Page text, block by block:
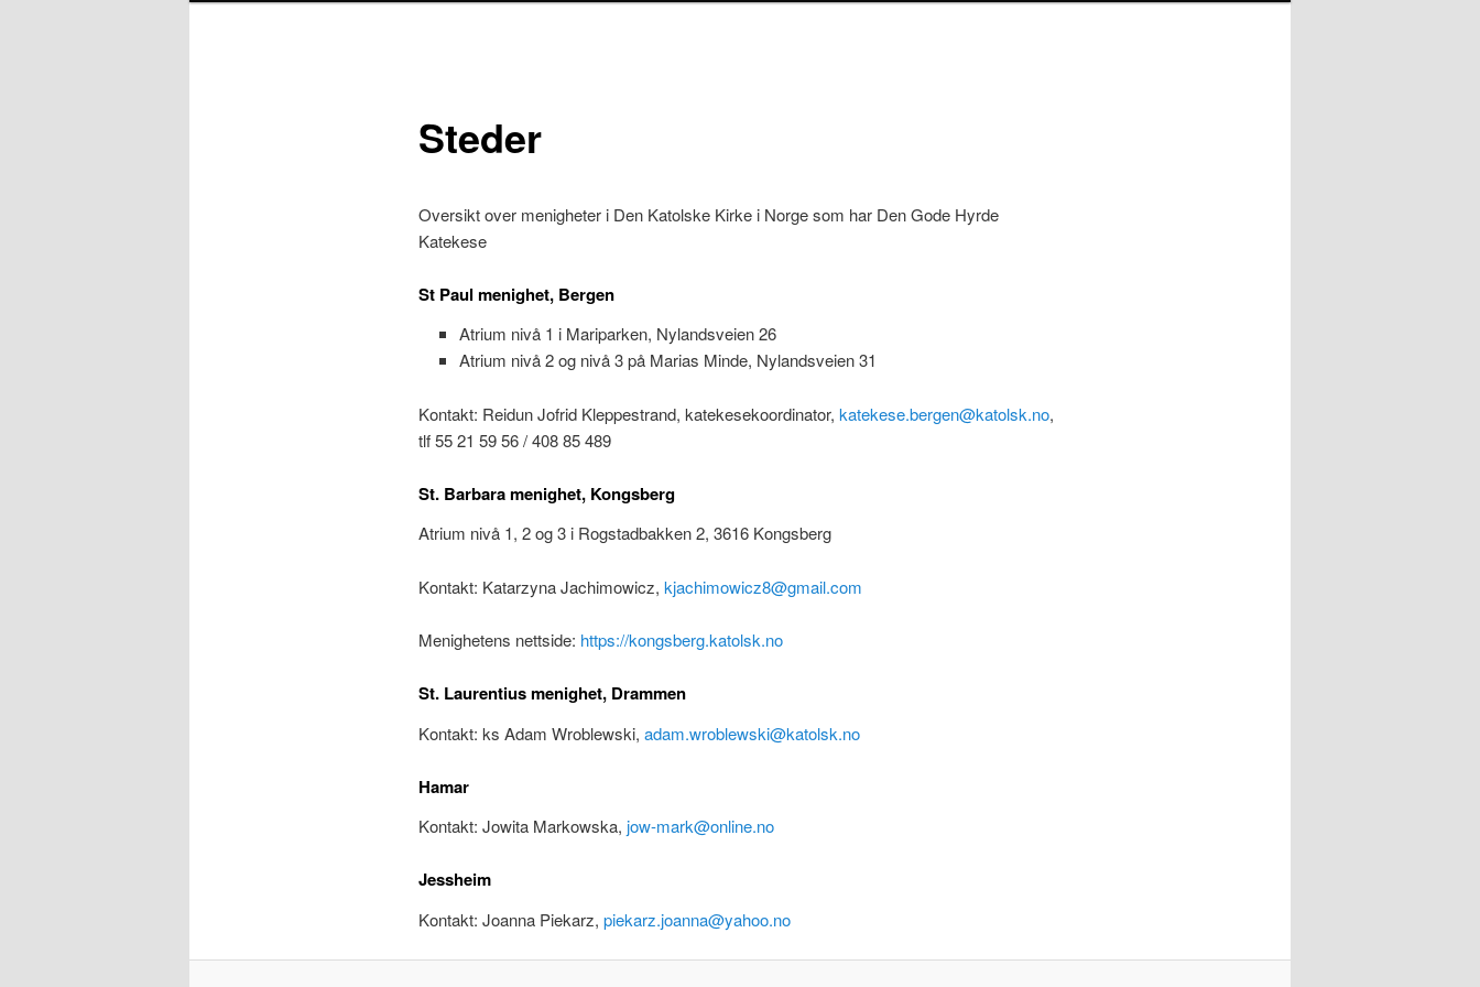
Steder
Oversikt over menigheter i Den Katolske Kirke i Norge som har Den Gode Hyrde
Katekese
St Paul menighet, Bergen
Atrium nivå 1 i Mariparken, Nylandsveien 26
Atrium nivå 2 og nivå 3 på Marias Minde, Nylandsveien 31
Kontakt: Reidun Jofrid Kleppestrand, katekesekoordinator, katekese.bergen@katolsk.no,
tlf 55 21 59 56 / 408 85 489
St. Barbara menighet, Kongsberg
Atrium nivå 1, 2 og 3 i Rogstadbakken 2, 3616 Kongsberg
Kontakt: Katarzyna Jachimowicz, kjachimowicz8@gmail.com
Menighetens nettside: https://kongsberg.katolsk.no
St. Laurentius menighet, Drammen
Kontakt: ks Adam Wroblewski, adam.wroblewski@katolsk.no
Hamar
Kontakt: Jowita Markowska, jow-mark@online.no
Jessheim
Kontakt: Joanna Piekarz, piekarz.joanna@yahoo.no